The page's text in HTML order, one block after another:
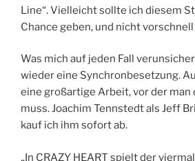
Line“. Vielleicht sollte ich diesem
Chance geben, und nicht
Was mich auf jeden Fall
wieder eine Synchronbesetzung.
eine großartige Arbeit, vor der man
muss. Joachim Tennstedt als Jeff
kauf ich ihm sofort ab.
„In CRAZY HEART spielt der